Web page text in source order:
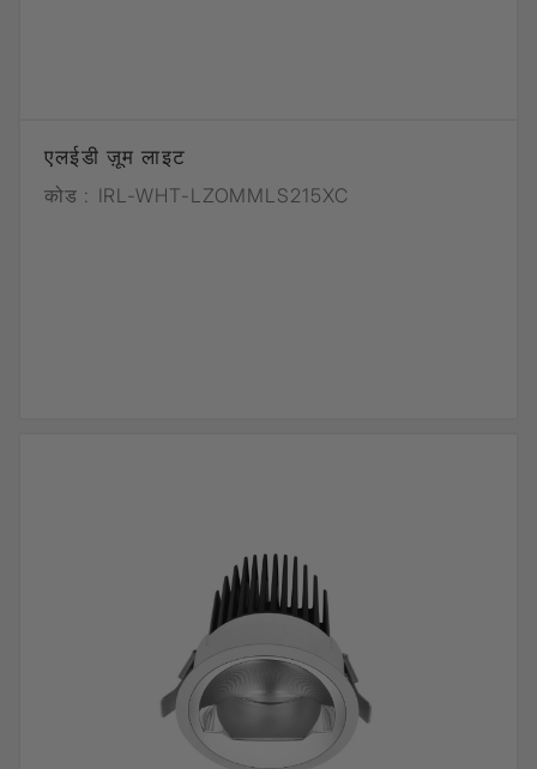
एलईडी ज़ूम लाइट
कोड : IRL-WHT-LZOMMLS215XC